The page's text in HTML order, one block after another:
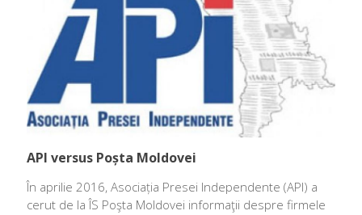
API versus Poșta Moldovei
În aprilie 2016, Asociația Presei Independente (API) a
cerut de la ÎS Poşta Moldovei informaţii despre firmele